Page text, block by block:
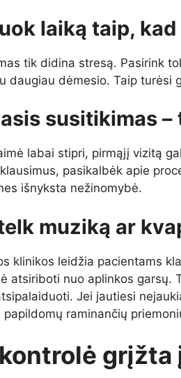
laiką taip,
tik didina stresą. Pasirink
daugiau dėmesio. Taip turėsi
susitikimas
labai stipri, pirmąjį vizitą
pasikalbėk apie
išnyksta nežinomybė.
muziką ar
klinikos leidžia pacientams
atsiriboti nuo aplinkos garsų.
Jei jautiesi
papildomų raminančių
grįžta